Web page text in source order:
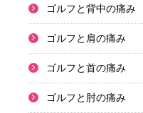
ゴルフと背中の痛み
ゴルフと肩の痛み
ゴルフと首の痛み
ゴルフと肘の痛み